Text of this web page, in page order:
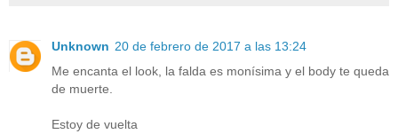
Unknown 20 de febrero de 2017 a las 13:24
Me encanta el look, la falda es monísima y el body te queda
de muerte.
Estoy de vuelta